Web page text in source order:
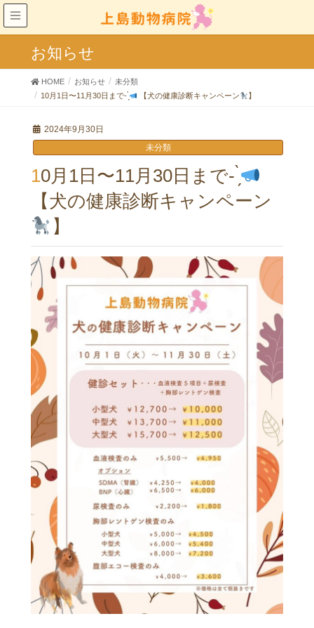
お知らせ
HOME お知らせ
未分類
10月1日〜11月30日まで- ̗̀
【犬の健康診断キャンペーン 】
2024年9月30日
未分類
10月1日〜11月30日まで- ̗̀
【犬の健康診断キャンペーン
】